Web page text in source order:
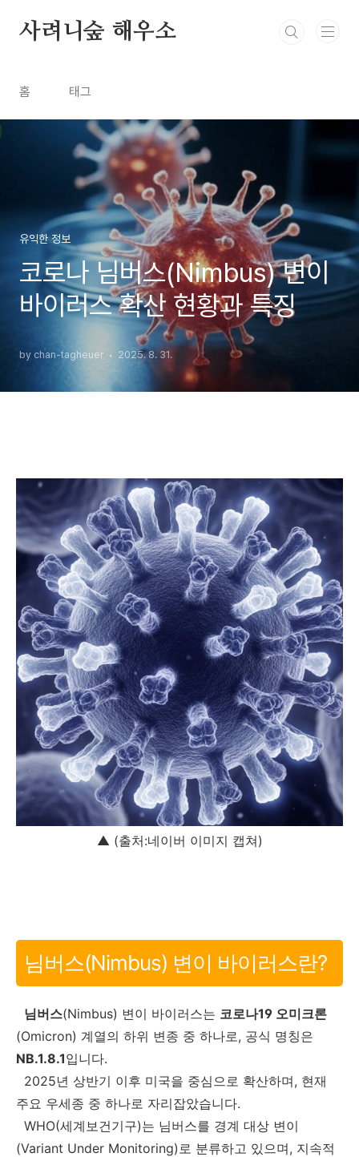
사려니숲 해우소
홈 태그
유익한 정보
코로나 님버스(Nimbus) 변이
바이러스 확산 현황과 특징
by chan-tagheuer 2025. 8. 31.
▲ (출처:네이버 이미지 캡쳐)
님버스(Nimbus) 변이 바이러스란?
님버스(Nimbus) 변이 바이러스는 코로나19 오미크론
(Omicron) 계열의 하위 변종 중 하나로, 공식 명칭은
NB.1.8.1입니다.
2025년 상반기 이후 미국을 중심으로 확산하며, 현재
주요 우세종 중 하나로 자리잡았습니다.
WHO(세계보건기구)는 님버스를 경계 대상 변이
(Variant Under Monitoring)로 분류하고 있으며, 지속적